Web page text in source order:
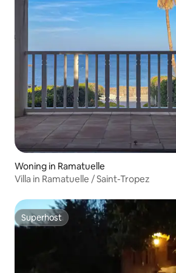
Woning in Ramatuelle
Villa in Ramatuelle / Saint-Tropez
Superhost
Superhost